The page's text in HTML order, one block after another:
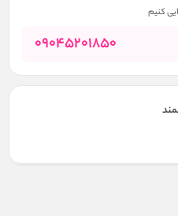
کنیم
09045201850